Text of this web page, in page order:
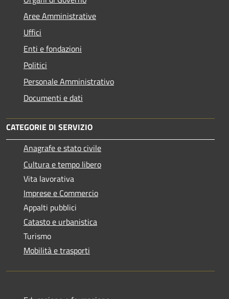
Aree Amministrative
Uffici
Enti e fondazioni
Politici
Personale Amministrativo
Documenti e dati
CATEGORIE DI SERVIZIO
Anagrafe e stato civile
Cultura e tempo libero
Vita lavorativa
Imprese e Commercio
Appalti pubblici
Catasto e urbanistica
Turismo
Mobilità e trasporti